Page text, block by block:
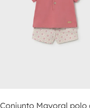
Conjunto Mayoral polo